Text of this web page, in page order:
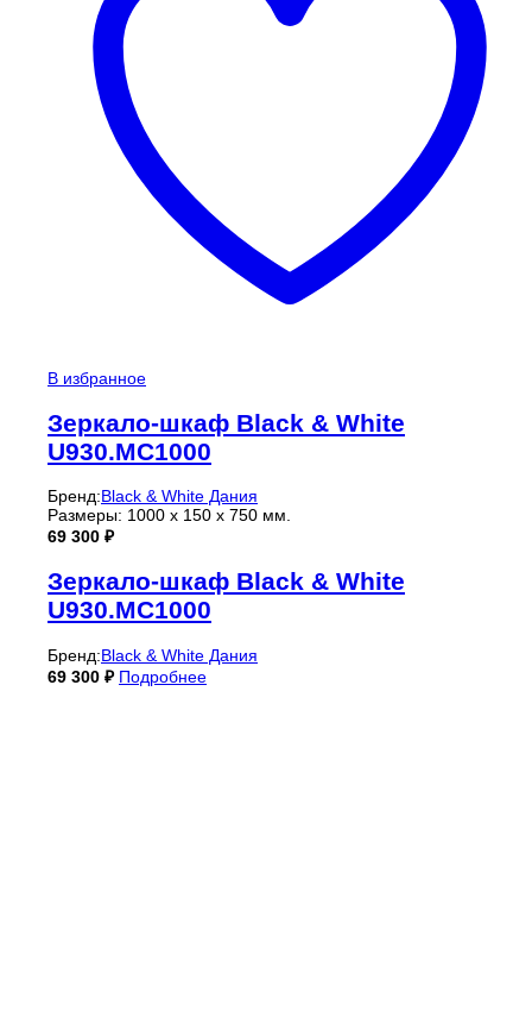
В избранное
Зеркало-шкаф Black & White
U930.MC1000
Бренд:Black & White Дания
Размеры: 1000 x 150 x 750 мм.
69 300 ₽
Зеркало-шкаф Black & White
U930.MC1000
Бренд:Black & White Дания
69 300 ₽ Подробнее